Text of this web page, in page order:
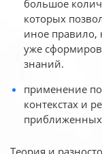
большое
которых
иное правило,
уже
знаний.
применение
контекстах и
приближенных
Теория и